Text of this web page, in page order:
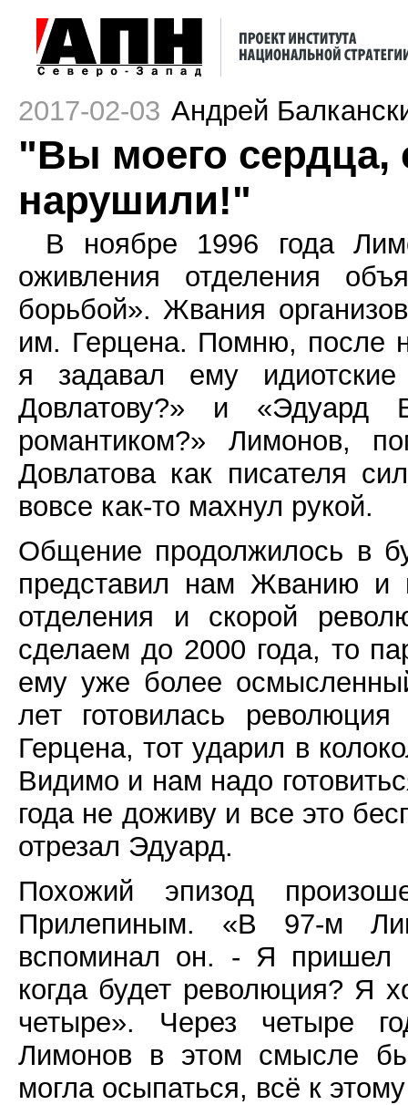
2017-02-03 Андрей
"Вы моего сердца,
нарушили!"
В ноябре 1996 года
оживления отделения
борьбой». Жвания
им. Герцена. Помню, после
я задавал ему
Довлатову?» и «Эдуард
романтиком?» Лимонов,
Довлатова как писателя
вовсе как-то махнул рукой.
Общение продолжилось в
представил нам Жванию и
отделения и скорой
сделаем до 2000 года, то
ему уже более
лет готовилась
Герцена, тот ударил в
Видимо и нам надо
года не доживу и все это
отрезал Эдуард.
Похожий эпизод
Прилепиным. «В 97-м
вспоминал он. - Я пришел
когда будет революция? Я
четыре». Через четыре
Лимонов в этом смысле
могла осыпаться, всё к